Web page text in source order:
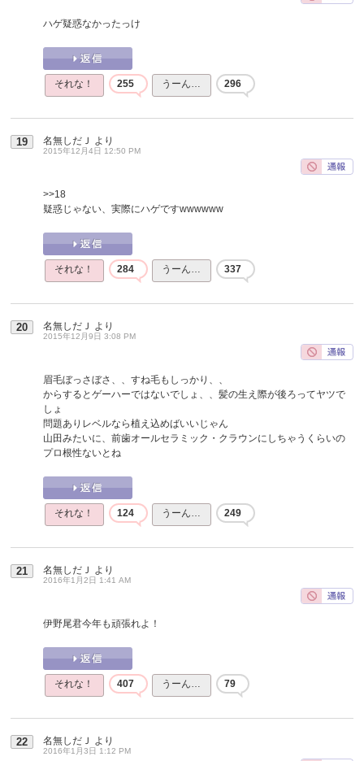
ハゲ疑惑なかったっけ
それな！ 255 うーん… 296
19 名無しだＪ より
2015年12月4日 12:50 PM
>>18
疑惑じゃない、実際にハゲですwwwwww
それな！ 284 うーん… 337
20 名無しだＪ より
2015年12月9日 3:08 PM
眉毛ぼっさぼさ、、すね毛もしっかり、、
からするとゲーハーではないでしょ、、髪の生え際が後ろってヤツで
しょ
問題ありレベルなら植え込めばいいじゃん
山田みたいに、前歯オールセラミック・クラウンにしちゃうくらいの
プロ根性ないとね
それな！ 124 うーん… 249
21 名無しだＪ より
2016年1月2日 1:41 AM
伊野尾君今年も頑張れよ！
それな！ 407 うーん… 79
22 名無しだＪ より
2016年1月3日 1:12 PM